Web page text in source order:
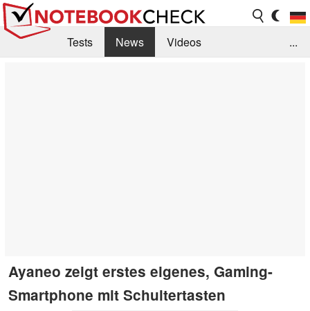
Tests News
Videos
...
Ayaneo zeigt erstes eigenes, Gaming-
Smartphone mit Schultertasten